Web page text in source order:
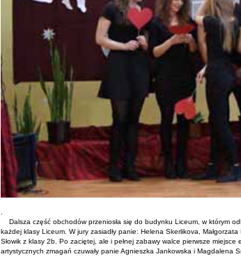
.
Dalsza część obchodów przeniosła się do budynku Liceum, w którym
każdej klasy Liceum. W jury zasiadły panie: Helena Skerlikova,
Słowik z klasy 2b. Po zaciętej, ale i pełnej zabawy walce pierwsze
artystycznych zmagań czuwały panie Agnieszka Jankowska i Magdalena